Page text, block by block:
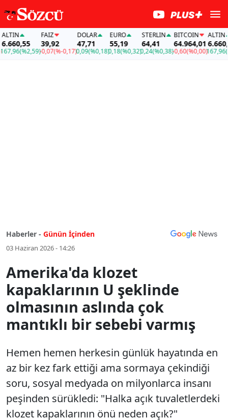
(%2,59)
FAİZ
39,92
-0,07(%-0,17)
DOLAR
47,71
0,09(%0,18)
EURO
55,19
0,18(%0,32)
STERLIN
64,41
0,24(%0,38)
BITCOIN
64.964,01
-0,60(%0,00)
ALTIN
6.660,55
167,96
Haberler - Günün İçinden
03 Haziran 2026 - 14:26
Amerika'da klozet
kapaklarının U şeklinde
olmasının aslında çok
mantıklı bir sebebi varmış
Hemen hemen herkesin günlük hayatında en
az bir kez fark ettiği ama sormaya çekindiği
soru, sosyal medyada on milyonlarca insanı
peşinden sürükledi: "Halka açık tuvaletlerdeki
klozet kapaklarının önü neden açık?"